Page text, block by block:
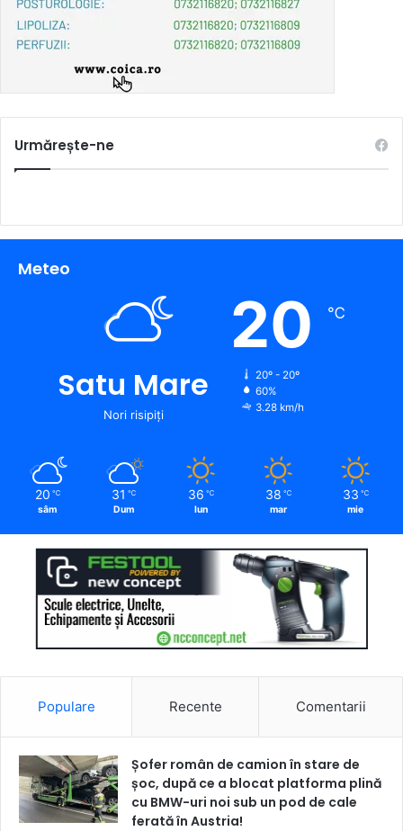
Urmărește-ne
Meteo
Satu Mare
Nori risipiți
20 ℃
20º - 20º
60%
3.28 km/h
20 ℃
sâm
31 ℃
Dum
36 ℃
lun
38 ℃
mar
33 ℃
mie
Populare Recente Comentarii
Șofer român de camion în stare de
șoc, după ce a blocat platforma plină
cu BMW-uri noi sub un pod de cale
ferată în Austria!